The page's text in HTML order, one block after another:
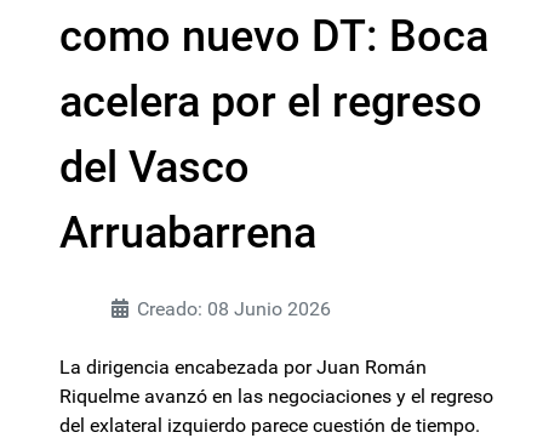
como nuevo DT: Boca
acelera por el regreso
del Vasco
Arruabarrena
Creado: 08 Junio 2026
La dirigencia encabezada por Juan Román
Riquelme avanzó en las negociaciones y el regreso
del exlateral izquierdo parece cuestión de tiempo.